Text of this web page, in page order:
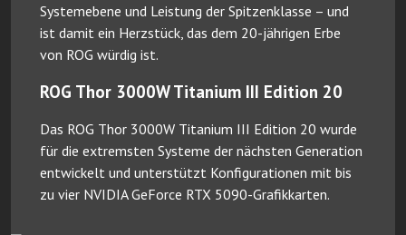
Systemebene und Leistung der Spitzenklasse – und
ist damit ein Herzstück, das dem 20-jährigen Erbe
von ROG würdig ist.
ROG Thor 3000W Titanium III Edition 20
Das ROG Thor 3000W Titanium III Edition 20 wurde
für die extremsten Systeme der nächsten Generation
entwickelt und unterstützt Konfigurationen mit bis
zu vier NVIDIA GeForce RTX 5090-Grafikkarten.